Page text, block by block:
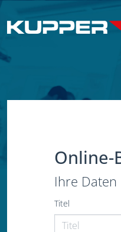
Online-
Ihre Daten
Titel